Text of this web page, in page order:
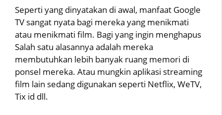
Seperti yang dinyatakan di awal, manfaat Google
TV sangat nyata bagi mereka yang menikmati
atau menikmati film. Bagi yang ingin menghapus
Salah satu alasannya adalah mereka
membutuhkan lebih banyak ruang memori di
ponsel mereka. Atau mungkin aplikasi streaming
film lain sedang digunakan seperti Netflix, WeTV,
Tix id dll.